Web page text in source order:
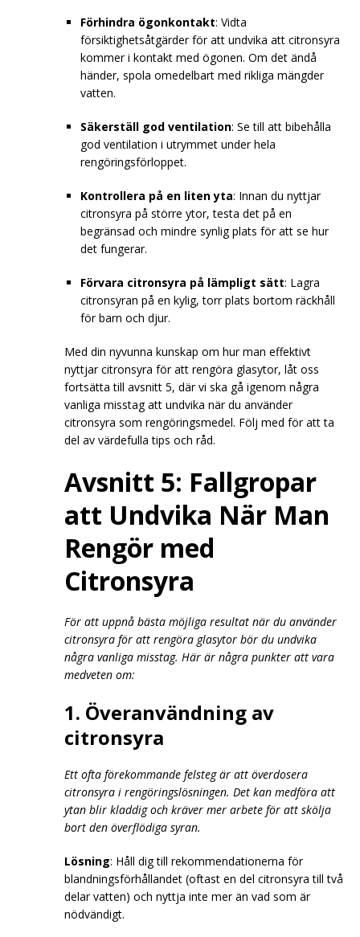
Förhindra ögonkontakt: Vidta
försiktighetsåtgärder för att undvika att citronsyra
kommer i kontakt med ögonen. Om det ändå
händer, spola omedelbart med rikliga mängder
vatten.
Säkerställ god ventilation: Se till att bibehålla
god ventilation i utrymmet under hela
rengöringsförloppet.
Kontrollera på en liten yta: Innan du nyttjar
citronsyra på större ytor, testa det på en
begränsad och mindre synlig plats för att se hur
det fungerar.
Förvara citronsyra på lämpligt sätt: Lagra
citronsyran på en kylig, torr plats bortom räckhåll
för barn och djur.
Med din nyvunna kunskap om hur man effektivt
nyttjar citronsyra för att rengöra glasytor, låt oss
fortsätta till avsnitt 5, där vi ska gå igenom några
vanliga misstag att undvika när du använder
citronsyra som rengöringsmedel. Följ med för att ta
del av värdefulla tips och råd.
Avsnitt 5: Fallgropar
att Undvika När Man
Rengör med
Citronsyra
För att uppnå bästa möjliga resultat när du använder
citronsyra för att rengöra glasytor bör du undvika
några vanliga misstag. Här är några punkter att vara
medveten om:
1. Överanvändning av
citronsyra
Ett ofta förekommande felsteg är att överdosera
citronsyra i rengöringslösningen. Det kan medföra att
ytan blir kladdig och kräver mer arbete för att skölja
bort den överflödiga syran.
Lösning: Håll dig till rekommendationerna för
blandningsförhållandet (oftast en del citronsyra till två
delar vatten) och nyttja inte mer än vad som är
nödvändigt.